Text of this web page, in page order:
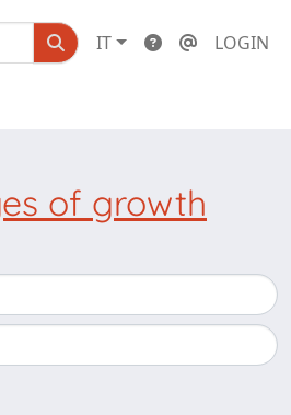
IT LOGIN
of growth